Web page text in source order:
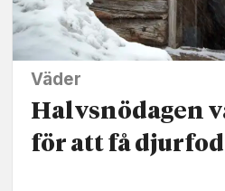
Väder
Halvsnödagen
för att få